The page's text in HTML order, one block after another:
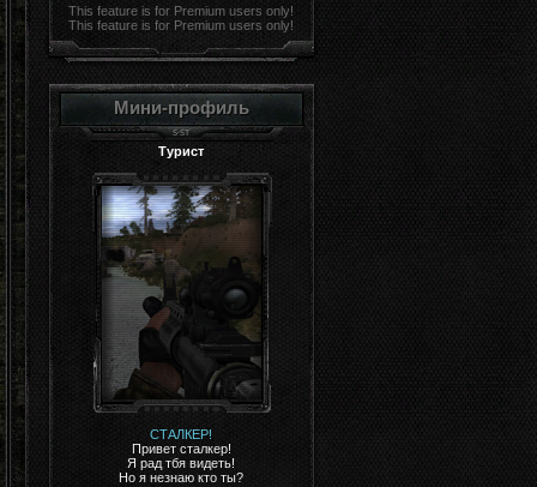
This feature is for Premium users only!
This feature is for Premium users only!
Мини-профиль
Турист
СТАЛКЕР!
Привет сталкер!
Я рад тбя видеть!
Но я незнаю кто ты?